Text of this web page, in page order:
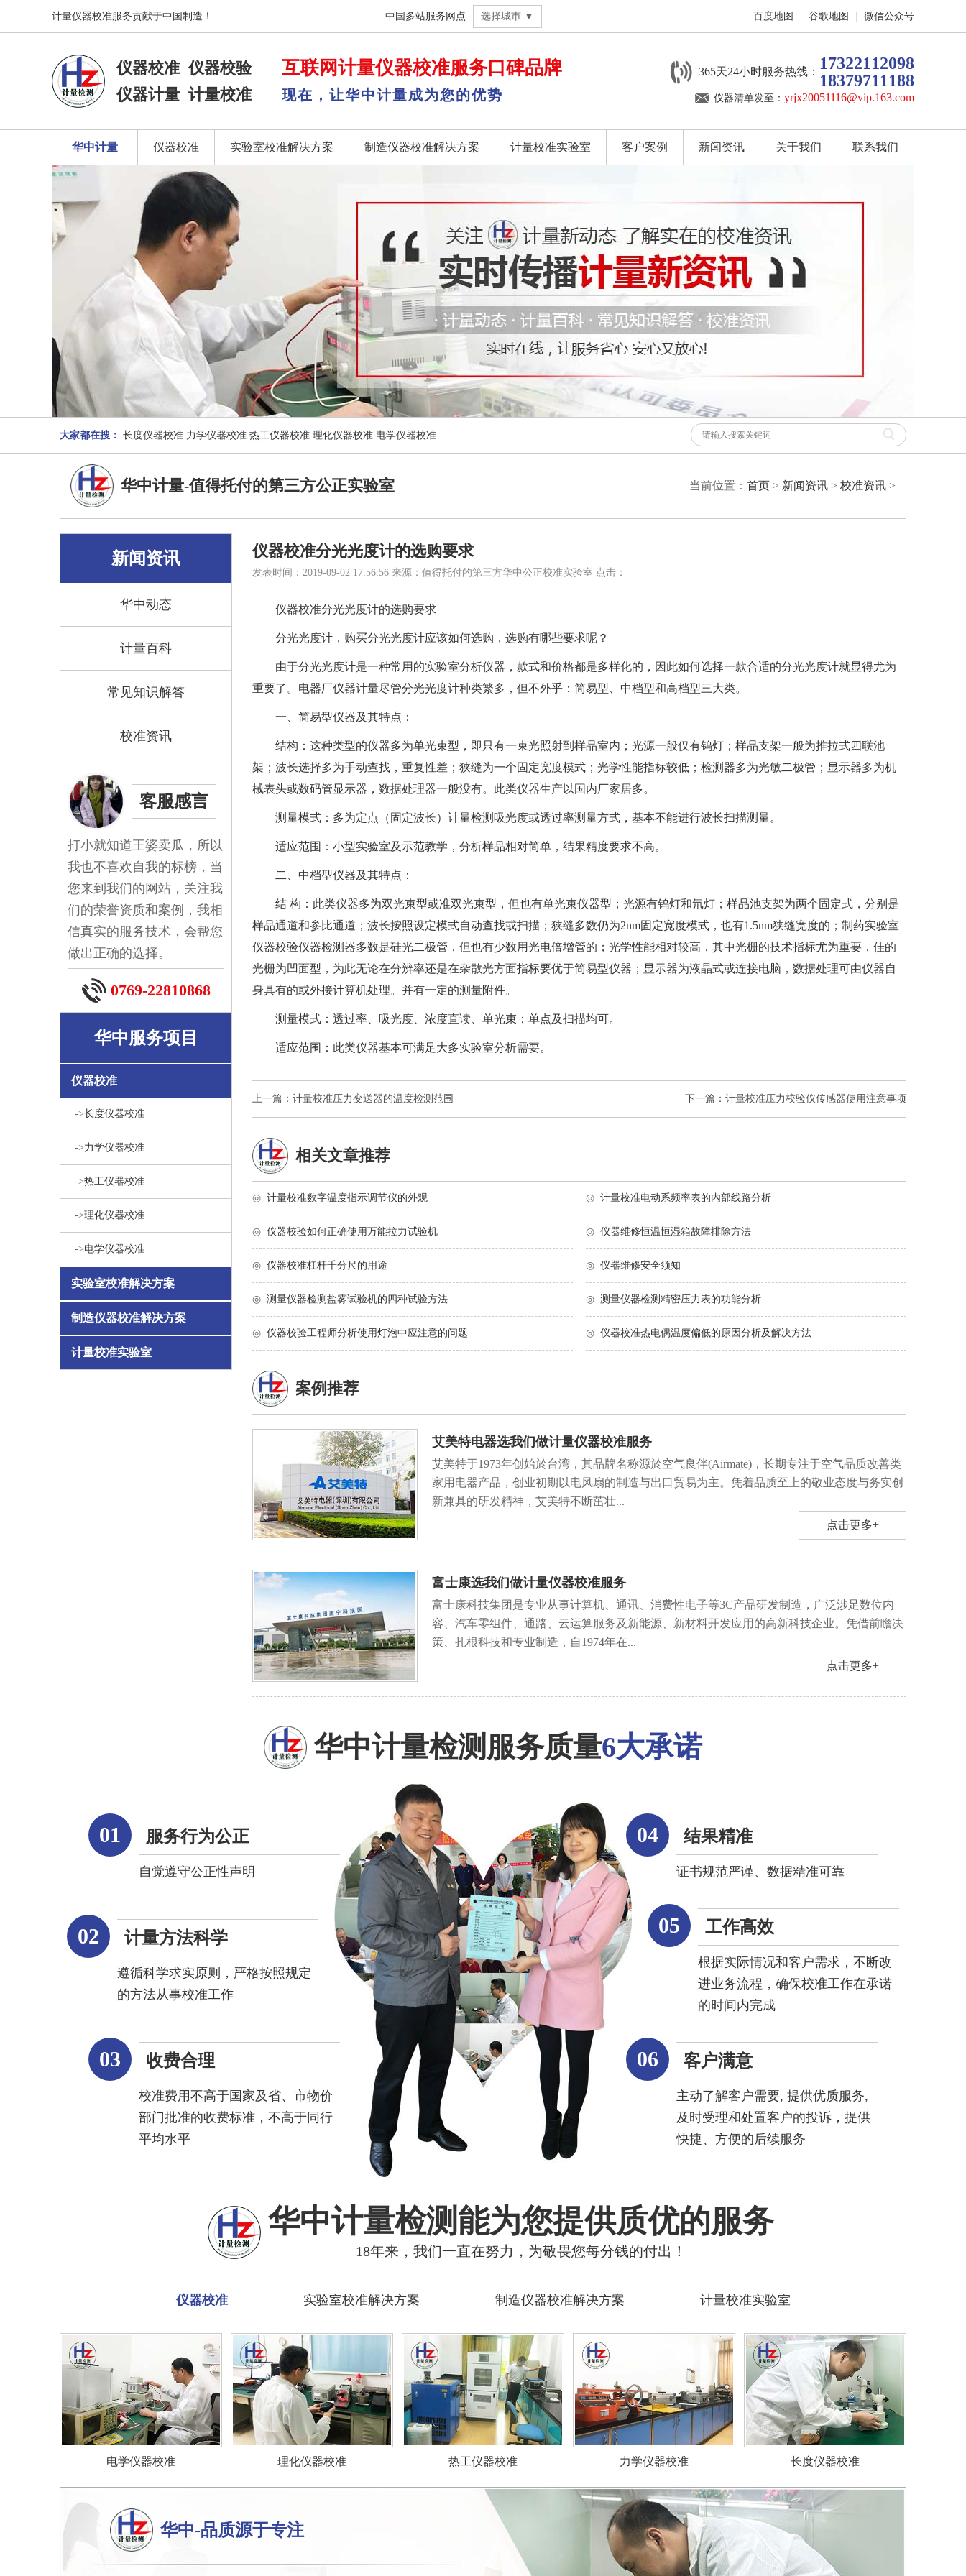
计量仪器校准服务贡献于中国制造！ 中国多站服务网点 选择城市 ▼ 百度地图 谷歌地图 微信公众号
仪器校准 仪器校验
仪器计量 计量校准
互联网计量仪器校准服务口碑品牌
现在，让华中计量成为您的优势
365天24小时服务热线： 17322112098
18379711188
仪器清单发至： yrjx20051116@vip.163.com
华中计量 仪器校准 实验室校准解决方案 制造仪器校准解决方案 计量校准实验室 客户案例 新闻资讯 关于我们 联系我们
大家都在搜： 长度仪器校准 力学仪器校准 热工仪器校准 理化仪器校准 电学仪器校准
当前位置： 首页 > 新闻资讯 > 校准资讯 >
华中计量-值得托付的第三方公正实验室
新闻资讯
华中动态
计量百科
常见知识解答
校准资讯
客服感言
打小就知道王婆卖瓜，所以
我也不喜欢自我的标榜，当
您来到我们的网站，关注我
们的荣誉资质和案例，我相
信真实的服务技术，会帮您
做出正确的选择。
0769-22810868
华中服务项目
仪器校准
->长度仪器校准
->力学仪器校准
->热工仪器校准
->理化仪器校准
->电学仪器校准
实验室校准解决方案
制造仪器校准解决方案
计量校准实验室
仪器校准分光光度计的选购要求
发表时间：2019-09-02 17:56:56 来源：值得托付的第三方华中公正校准实验室 点击：
仪器校准分光光度计的选购要求
分光光度计，购买分光光度计应该如何选购，选购有哪些要求呢？
由于分光光度计是一种常用的实验室分析仪器，款式和价格都是多样化的，因此如何选择一款合适的分光光度计就显得尤为
重要了。 电器厂仪器计量尽管分光光度计种类繁多，但不外乎：简易型、中档型和高档型三大类。
一、简易型仪器及其特点：
结构：这种类型的仪器多为单光束型，即只有一束光照射到样品室内；光源一般仅有钨灯；样品支架一般为推拉式四联池
架；波长选择多为手动查找，重复性差；狭缝为一个固定宽度模式；光学性能指标较低；检测器多为光敏二极管；显示器多为机
械表头或数码管显示器，数据处理器一般没有。此类仪器生产以国内厂家居多。
测量模式：多为定点（固定波长） 计量检测 吸光度或透过率测量方式，基本不能进行波长扫描测量。
适应范围：小型实验室及示范教学，分析样品相对简单，结果精度要求不高。
二、中档型仪器及其特点：
结 构：此类仪器多为双光束型或准双光束型，但也有单光束仪器型；光源有钨灯和氘灯；样品池支架为两个固定式，分别是
样品通道和参比通道；波长按照设定模式自动查找或扫描；狭缝多数仍为2nm固定宽度模式，也有1.5nm狭缝宽度的； 制药实验室
仪器校验仪器检测器多数是硅光二极管，但也有少数用光电倍增管的；光学性能相对较高，其中光栅的技术指标尤为重要，佳的
光栅为凹面型，为此无论在分辨率还是在杂散光方面指标要优于简易型仪器；显示器为液晶式或连接电脑，数据处理可由仪器自
身具有的或外接计算机处理。并有一定的测量附件。
测量模式：透过率、吸光度、浓度直读、单光束；单点及扫描均可。
适应范围：此类仪器基本可满足大多实验室分析需要。
下一篇：计量校准压力校验仪传感器使用注意事项
上一篇：计量校准压力变送器的温度检测范围
相关文章推荐
◎ 计量校准数字温度指示调节仪的外观 ◎ 计量校准电动系频率表的内部线路分析
◎ 仪器校验如何正确使用万能拉力试验机 ◎ 仪器维修恒温恒湿箱故障排除方法
◎ 仪器校准杠杆千分尺的用途 ◎ 仪器维修安全须知
◎ 测量仪器检测盐雾试验机的四种试验方法 ◎ 测量仪器检测精密压力表的功能分析
◎ 仪器校验工程师分析使用灯泡中应注意的问题 ◎ 仪器校准热电偶温度偏低的原因分析及解决方法
案例推荐
艾美特电器选我们做计量仪器校准服务
艾美特于1973年创始於台湾，其品牌名称源於空气良伴(Airmate)，长期专注于空气品质改善类
家用电器产品，创业初期以电风扇的制造与出口贸易为主。凭着品质至上的敬业态度与务实创
新兼具的研发精神，艾美特不断茁壮...
点击更多+
富士康选我们做计量仪器校准服务
富士康科技集团是专业从事计算机、通讯、消费性电子等3C产品研发制造，广泛涉足数位内
容、汽车零组件、通路、云运算服务及新能源、新材料开发应用的高新科技企业。凭借前瞻决
策、扎根科技和专业制造，自1974年在...
点击更多+
华中计量检测服务质量6大承诺
01 服务行为公正
自觉遵守公正性声明
02 计量方法科学
遵循科学求实原则，严格按照规定
的方法从事校准工作
03 收费合理
校准费用不高于国家及省、市物价
部门批准的收费标准，不高于同行
平均水平
04 结果精准
证书规范严谨、数据精准可靠
05 工作高效
根据实际情况和客户需求，不断改
进业务流程，确保校准工作在承诺
的时间内完成
06 客户满意
主动了解客户需要, 提供优质服务,
及时受理和处置客户的投诉，提供
快捷、方便的后续服务
华中计量检测能为您提供质优的服务
18年来，我们一直在努力，为敬畏您每分钱的付出！
仪器校准 实验室校准解决方案 制造仪器校准解决方案 计量校准实验室
电学仪器校准 理化仪器校准 热工仪器校准 力学仪器校准 长度仪器校准
华中-品质源于专注